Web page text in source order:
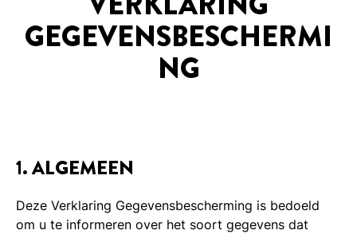
GEGEVENSBESCHERMI
NG
1. ALGEMEEN
Deze Verklaring Gegevensbescherming is bedoeld
om u te informeren over het soort gegevens dat